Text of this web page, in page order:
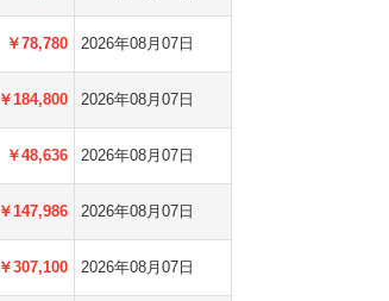
￥78,780 2026年08月07日
￥184,800 2026年08月07日
￥48,636 2026年08月07日
￥147,986 2026年08月07日
￥307,100 2026年08月07日